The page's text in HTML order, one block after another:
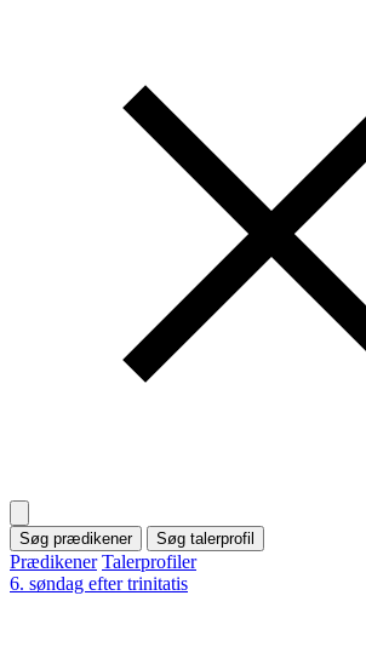
Søg prædikener Søg talerprofil
Prædikener Talerprofiler
6. søndag efter trinitatis